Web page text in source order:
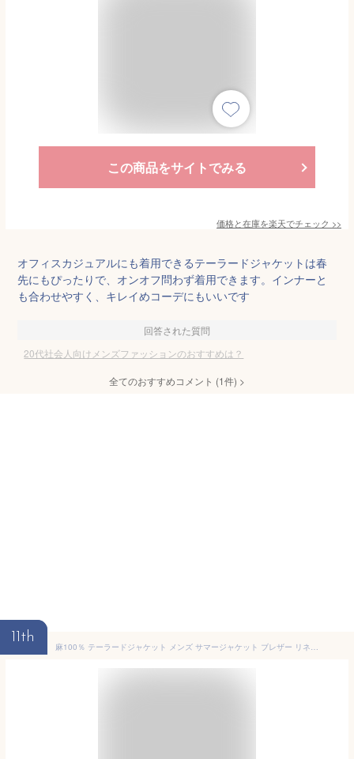
この商品をサイトでみる
価格と在庫を楽天でチェック >>
オフィスカジュアルにも着用できるテーラードジャケットは春
先にもぴったりで、オンオフ問わず着用できます。インナーと
も合わせやすく、キレイめコーデにもいいです
回答された質問
20代社会人向けメンズファッションのおすすめは？
全てのおすすめコメント (1件) >
11th
麻100％ テーラードジャケット メンズ サマージャケット ブレザー リネンジャケット ビジネス オフィス ゴルフ 結婚式 卒業式 紳士服 薄手 父の日 プレゼント ギフト 新生活 仕事 夏服 春物 20代 30代 40代 50代 60代 スーツジャケット アウター